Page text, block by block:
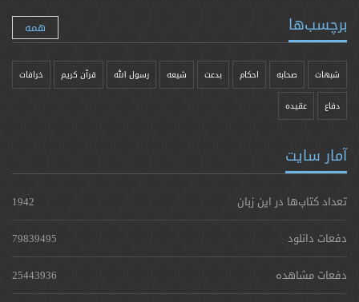
برچسب‌ها همه
شبهات صحابه احکام بدعت شیعه رسول الله قرآن کریم خرافات
دفاع عقیده
آمار سایت
تعداد کتاب‌ها در این زبان
1942
دفعات دانلود
79839495
دفعات مشاهده
25443936